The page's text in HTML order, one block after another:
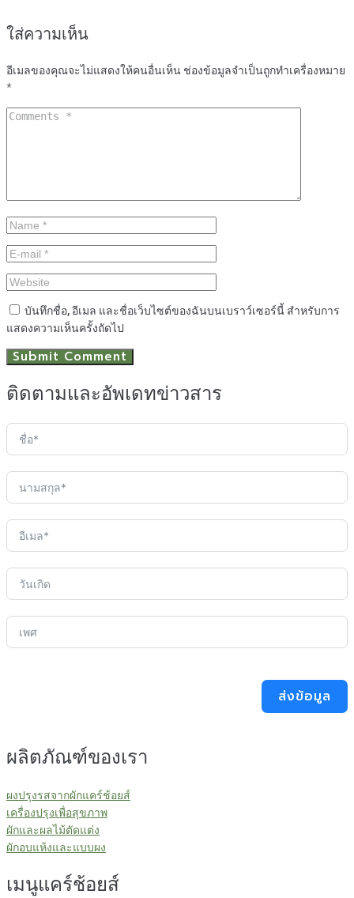
ใส่ความเห็น
อีเมลของคุณจะไม่แสดงให้คนอื่นเห็น ช่องข้อมูลจำเป็นถูกทำเครื่องหมาย
*
บันทึกชื่อ, อีเมล และชื่อเว็บไซต์ของฉันบนเบราว์เซอร์นี้ สำหรับการ
แสดงความเห็นครั้งถัดไป
ติดตามและอัพเดทข่าวสาร
ส่งข้อมูล
ผลิตภัณฑ์ของเรา
ผงปรุงรสจากผักแคร์ช้อยส์
เครื่องปรุงเพื่อสุขภาพ
ผักและผลไม้ตัดแต่ง
ผักอบแห้งและแบบผง
เมนูแคร์ช้อยส์